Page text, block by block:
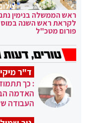
ראש הממשלה בנימין
לקראת ראש השנה
פורום מטכ"ל
ד"ר
: כך
האדמה
העבודה